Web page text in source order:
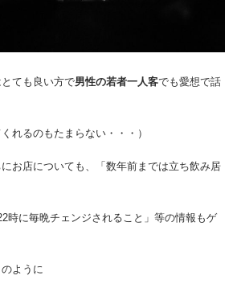
ても良い方で男性の若者一人客でも愛想で話
れるのもたまらない・・・）
お店についても、「数年前までは立ち飲み居
時に毎晩チェンジされること」等の情報もゲ
ように